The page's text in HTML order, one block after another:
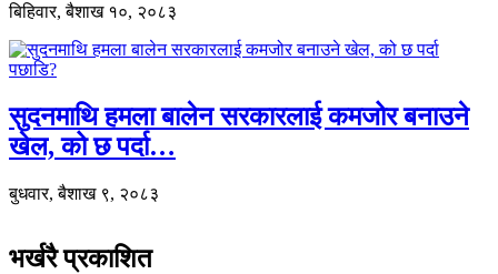
बिहिवार, बैशाख १०, २०८३
सुदनमाथि हमला बालेन सरकारलाई कमजोर बनाउने
खेल, को छ पर्दा…
बुधवार, बैशाख ९, २०८३
भर्खरै प्रकाशित